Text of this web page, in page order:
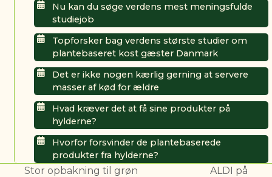
Nu kan du søge verdens mest meningsfulde
studiejob
Topforsker bag verdens største studier om
plantebaseret kost gæster Danmark
Det er ikke nogen kærlig gerning at servere
masser af kød for ældre
Hvad kræver det at få sine produkter på
hylderne?
Hvorfor forsvinder de plantebaserede
produkter fra hylderne?
Stor opbakning til grøn
ALDI på